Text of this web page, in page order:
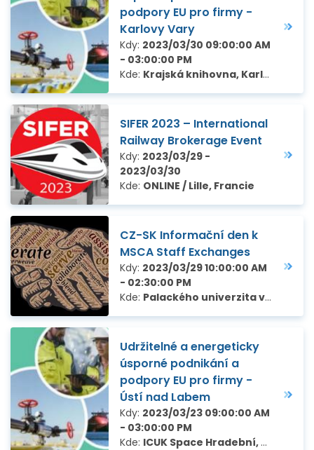
podpory EU pro firmy -
Karlovy Vary
Kdy: 2023/03/30 09:00:00 AM
- 03:00:00 PM
Kde: Krajská knihovna, Karlovy Vary
SIFER 2023 – International
Railway Brokerage Event
Kdy: 2023/03/29 -
2023/03/30
Kde: ONLINE / Lille, Francie
CZ-SK Informační den k
MSCA Staff Exchanges
Kdy: 2023/03/29 10:00:00 AM
- 02:30:00 PM
Kde: Palackého univerzita v Olomouci
Udržitelné a energeticky
úsporné podnikání a
podpory EU pro firmy -
Ústí nad Labem
Kdy: 2023/03/23 09:00:00 AM
- 03:00:00 PM
Kde: ICUK Space Hradební, Ústí nad Labem